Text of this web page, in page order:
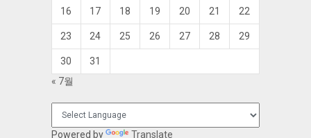
16 17 18 19 20 21 22
23 24 25 26 27 28 29
30
31
« 7월
Powered by Translate